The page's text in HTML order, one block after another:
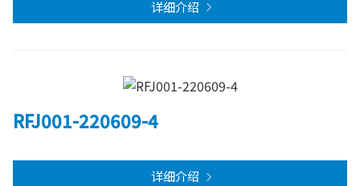
详细介绍
RFJ001-220609-4
详细介绍